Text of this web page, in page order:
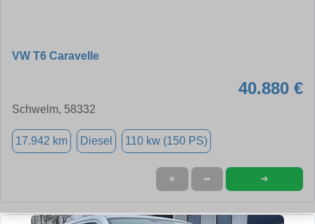
VW T6 Caravelle
40.880 €
Schwelm, 58332
17.942 km Diesel 110 kw (150 PS)
★ ➦ ➜